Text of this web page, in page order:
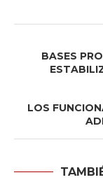
BASES
LOS